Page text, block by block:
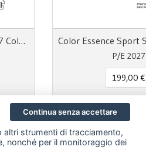
Color Essence Children SS 27 Color Directions
P/E 2027
199,00 €
strumenti di tracciamento,
nonché per il monitoraggio dei
Continua senza accettare